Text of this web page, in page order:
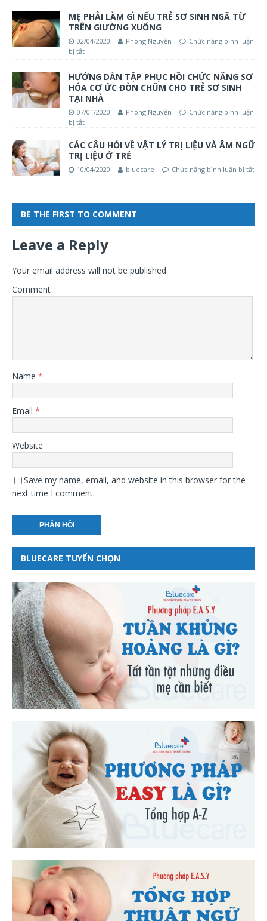
MẸ PHẢI LÀM GÌ NẾU TRẺ SƠ SINH NGÃ TỪ
TRÊN GIƯỜNG XUỐNG
02/04/2020 Phong Nguyễn
Chức năng bình luận
bị tắt
HƯỚNG DẪN TẬP PHỤC HỒI CHỨC NĂNG SƠ
HÓA CƠ ỨC ĐÒN CHŨM CHO TRẺ SƠ SINH
TẠI NHÀ
07/01/2020 Phong Nguyễn
Chức năng bình luận
bị tắt
CÁC CÂU HỎI VỀ VẬT LÝ TRỊ LIỆU VÀ ÂM NGỮ
TRỊ LIỆU Ở TRẺ
10/04/2020 bluecare Chức năng bình luận bị tắt
BE THE FIRST TO COMMENT
Leave a Reply
Your email address will not be published.
Comment
Name *
Email *
Website
Save my name, email, and website in this browser for the
next time I comment.
BLUECARE TUYỂN CHỌN